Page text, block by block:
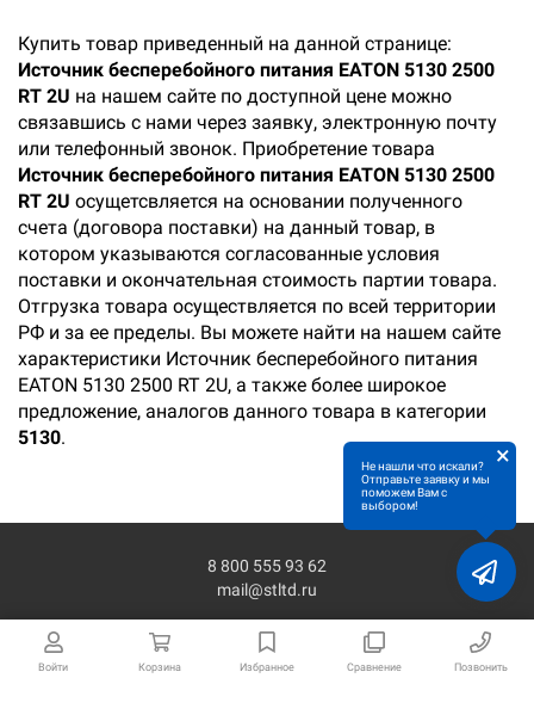
Войти Корзина Избранное Сравнение Позвонить
Купить товар приведенный на данной странице:
Источник бесперебойного питания EATON 5130 2500
RT 2U на нашем сайте по доступной цене можно
связавшись с нами через заявку, электронную почту
или телефонный звонок. Приобретение товара
Источник бесперебойного питания EATON 5130 2500
RT 2U осущетсвляется на основании полученного
счета (договора поставки) на данный товар, в
котором указываются согласованные условия
поставки и окончательная стоимость партии товара.
Отгрузка товара осуществляется по всей территории
РФ и за ее пределы. Вы можете найти на нашем сайте
характеристики Источник бесперебойного питания
EATON 5130 2500 RT 2U, а также более широкое
предложение, аналогов данного товара в категории
5130.
8 800 555 93 62
mail@stltd.ru
Не нашли что искали?
Отправьте заявку и мы
поможем Вам с
выбором!
×